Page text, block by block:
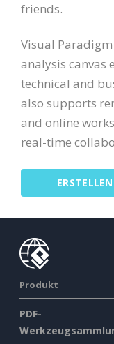
friends.
Visual
analysis canvas
technical and
also supports
and online
real-time
Produkt
PDF-